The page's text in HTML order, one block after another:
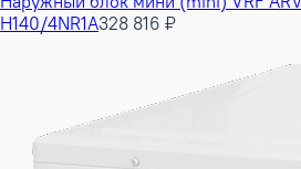
H140/4NR1A328 816 ₽